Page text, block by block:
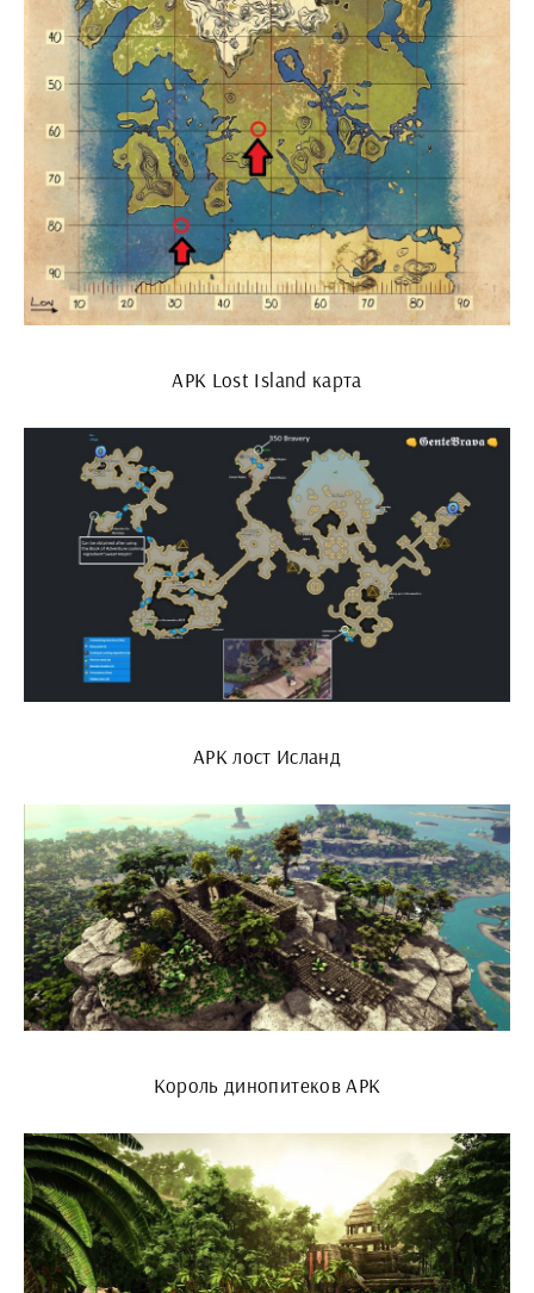
АРК Lost Island карта
АРК лост Исланд
Король динопитеков АРК